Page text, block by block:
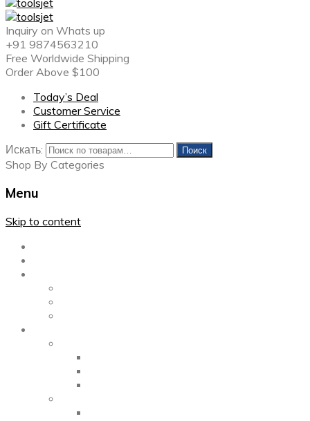
Inquiry on Whats up
+91 9874563210
Free Worldwide Shipping
Order Above $100
Today’s Deal
Customer Service
Gift Certificate
Искать:
Поиск
Shop By Categories
Menu
Skip to content